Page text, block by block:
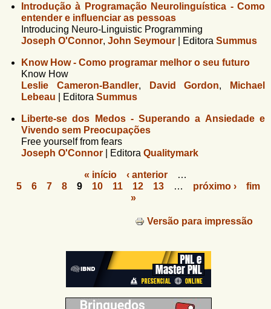
Introdução à Programação Neurolinguística - Como
entender e influenciar as pessoas
Introducing Neuro-Linguistic Programming
Joseph O'Connor, John Seymour Editora Summus
Know How - Como programar melhor o seu futuro
Know How
Leslie Cameron-Bandler, David Gordon,
Michael
Lebeau
Editora Summus
Liberte-se dos Medos - Superando a Ansiedade e
Vivendo sem Preocupações
Free yourself from fears
Joseph O'Connor
Editora Qualitymark
« início ‹ anterior
…
5
6 7 8 9 10 11 12 13 … próximo ›
fim
»
Versão para impressão